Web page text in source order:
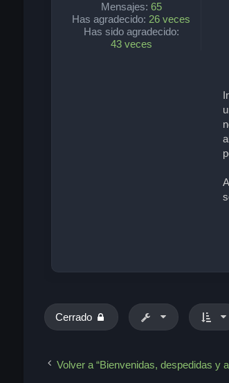
Mensajes: 65
Has agradecido: 26 veces
Has sido agradecido:
43 veces
Cerrado
Volver a “Bienvenidas, despedidas y